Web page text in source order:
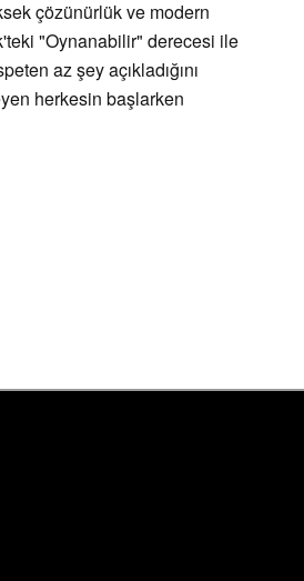
çözünürlük ve modern
"Oynanabilir" derecesi ile
az şey açıkladığını
herkesin başlarken